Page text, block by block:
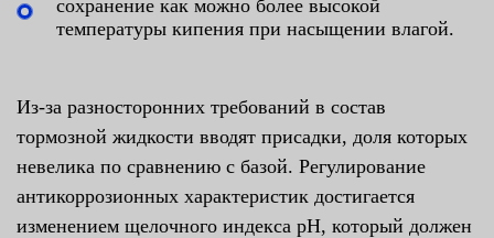
сохранение как можно более высокой
температуры кипения при насыщении влагой.
Из-за разносторонних требований в состав
тормозной жидкости вводят присадки, доля которых
невелика по сравнению с базой. Регулирование
антикоррозионных характеристик достигается
изменением щелочного индекса pH, который должен